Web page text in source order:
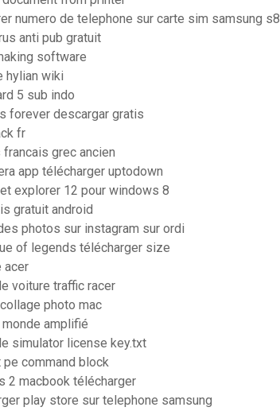
numero de telephone sur carte sim samsung s8
anti pub gratuit
software
hylian wiki
5 sub indo
forever descargar gratis
fr
grec ancien
app télécharger uptodown
explorer 12 pour windows 8
gratuit android
photos sur instagram sur ordi
of legends télécharger size
acer
voiture traffic racer
photo mac
amplifié
simulator license key.txt
command block
2 macbook télécharger
play store sur telephone samsung